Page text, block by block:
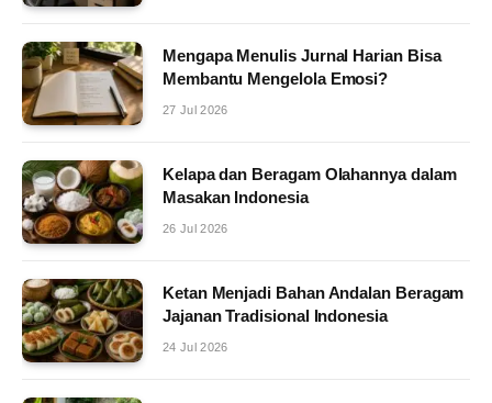
Mengapa Menulis Jurnal Harian Bisa
Membantu Mengelola Emosi?
27 Jul 2026
Kelapa dan Beragam Olahannya dalam
Masakan Indonesia
26 Jul 2026
Ketan Menjadi Bahan Andalan Beragam
Jajanan Tradisional Indonesia
24 Jul 2026